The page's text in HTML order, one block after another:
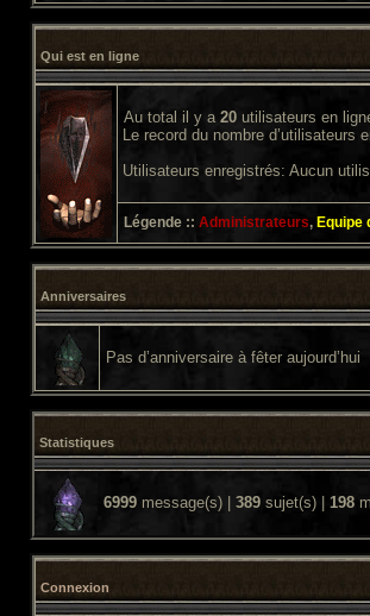
Qui est en ligne
Au total il y a 20 utilisateurs en
Le record du nombre d’utilisateurs
Utilisateurs enregistrés: Aucun
Légende :: Administrateurs, Equipe
Anniversaires
Pas d’anniversaire à fêter aujourd’hui
Statistiques
6999 message(s) | 389 sujet(s) | 198
Connexion